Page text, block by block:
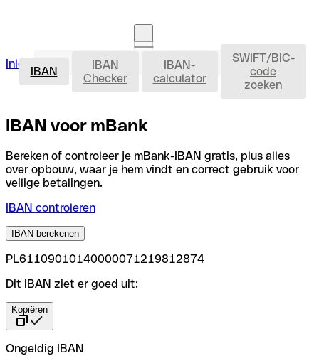
Inloggen Rekening openen IBAN
IBAN
IBAN
Checker
IBAN-
calculator
SWIFT/BIC-
code
zoeken
IBAN voor mBank
Bereken of controleer je mBank-IBAN gratis, plus alles
over opbouw, waar je hem vindt en correct gebruik voor
veilige betalingen.
IBAN controleren
IBAN berekenen
PL61109010140000071219812874
Dit IBAN ziet er goed uit:
Kopiëren
Ongeldig IBAN